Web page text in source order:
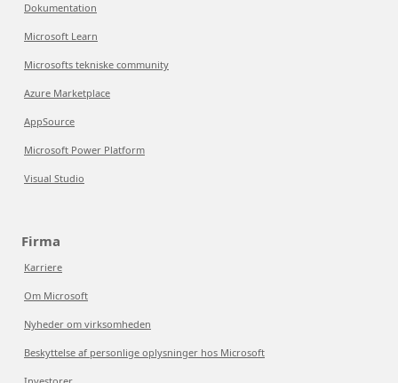
Dokumentation
Microsoft Learn
Microsofts tekniske community
Azure Marketplace
AppSource
Microsoft Power Platform
Visual Studio
Firma
Karriere
Om Microsoft
Nyheder om virksomheden
Beskyttelse af personlige oplysninger hos Microsoft